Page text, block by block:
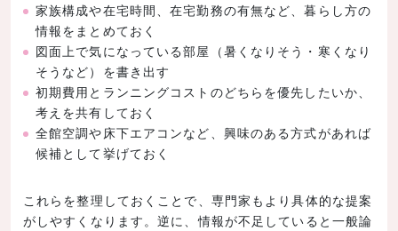
家族構成や在宅時間、在宅勤務の有無など、暮らし方の
情報をまとめておく
図面上で気になっている部屋（暑くなりそう・寒くなり
そうなど）を書き出す
初期費用とランニングコストのどちらを優先したいか、
考えを共有しておく
全館空調や床下エアコンなど、興味のある方式があれば
候補として挙げておく
これらを整理しておくことで、専門家もより具体的な提案
がしやすくなります。逆に、情報が不足していると一般論